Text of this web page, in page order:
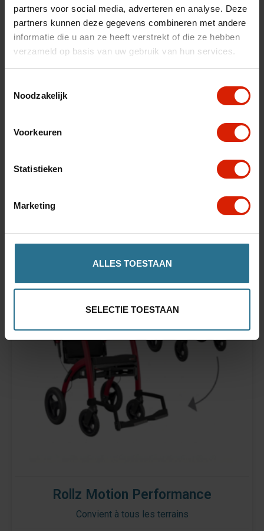
partners voor social media, adverteren en analyse. Deze
partners kunnen deze gegevens combineren met andere
informatie die u aan ze heeft verstrekt of die ze hebben
verzameld op basis van uw gebruik van hun services.
Noodzakelijk
Voorkeuren
Statistieken
Marketing
ALLES TOESTAAN
SELECTIE TOESTAAN
Facile à plier avec un siège confortable dans le fauteil
Rollz Motion Performance
Convient à tous les terrains